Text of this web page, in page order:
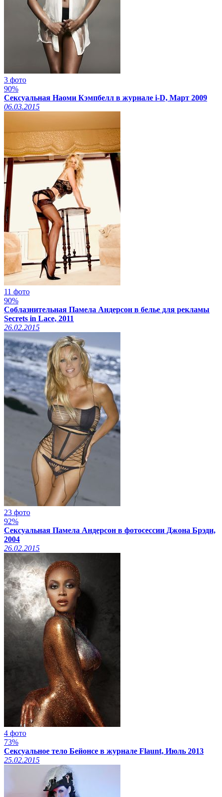
3 фото
90%
Сексуальная Наоми Кэмпбелл в журнале i-D, Март 2009
06.03.2015
11 фото
90%
Соблазнительная Памела Андерсон в белье для рекламы
Secrets in Lace, 2011
26.02.2015
23 фото
92%
Сексуальная Памела Андерсон в фотосессии Джона Брэди,
2004
26.02.2015
4 фото
73%
Сексуальное тело Бейонсе в журнале Flaunt, Июль 2013
25.02.2015